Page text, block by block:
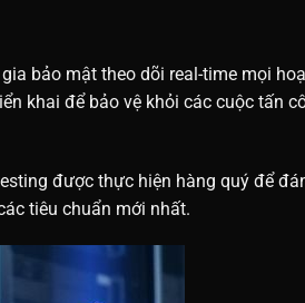
bảo mật theo dõi real-time mọi
khai để bảo vệ khỏi các cuộc tấn
được thực hiện hàng quý để
tiêu chuẩn mới nhất.